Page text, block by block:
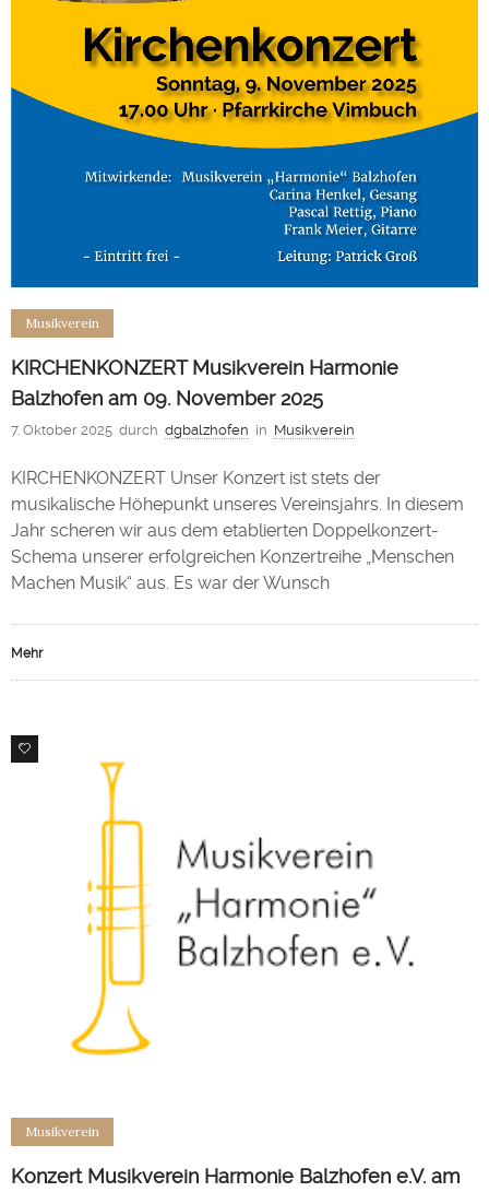
Musikverein
KIRCHENKONZERT Musikverein Harmonie
Balzhofen am 09. November 2025
7. Oktober 2025 durch dgbalzhofen in Musikverein
KIRCHENKONZERT Unser Konzert ist stets der
musikalische Höhepunkt unseres Vereinsjahrs. In diesem
Jahr scheren wir aus dem etablierten Doppelkonzert-
Schema unserer erfolgreichen Konzertreihe „Menschen
Machen Musik“ aus. Es war der Wunsch
Mehr
0
Musikverein
Konzert Musikverein Harmonie Balzhofen e.V. am